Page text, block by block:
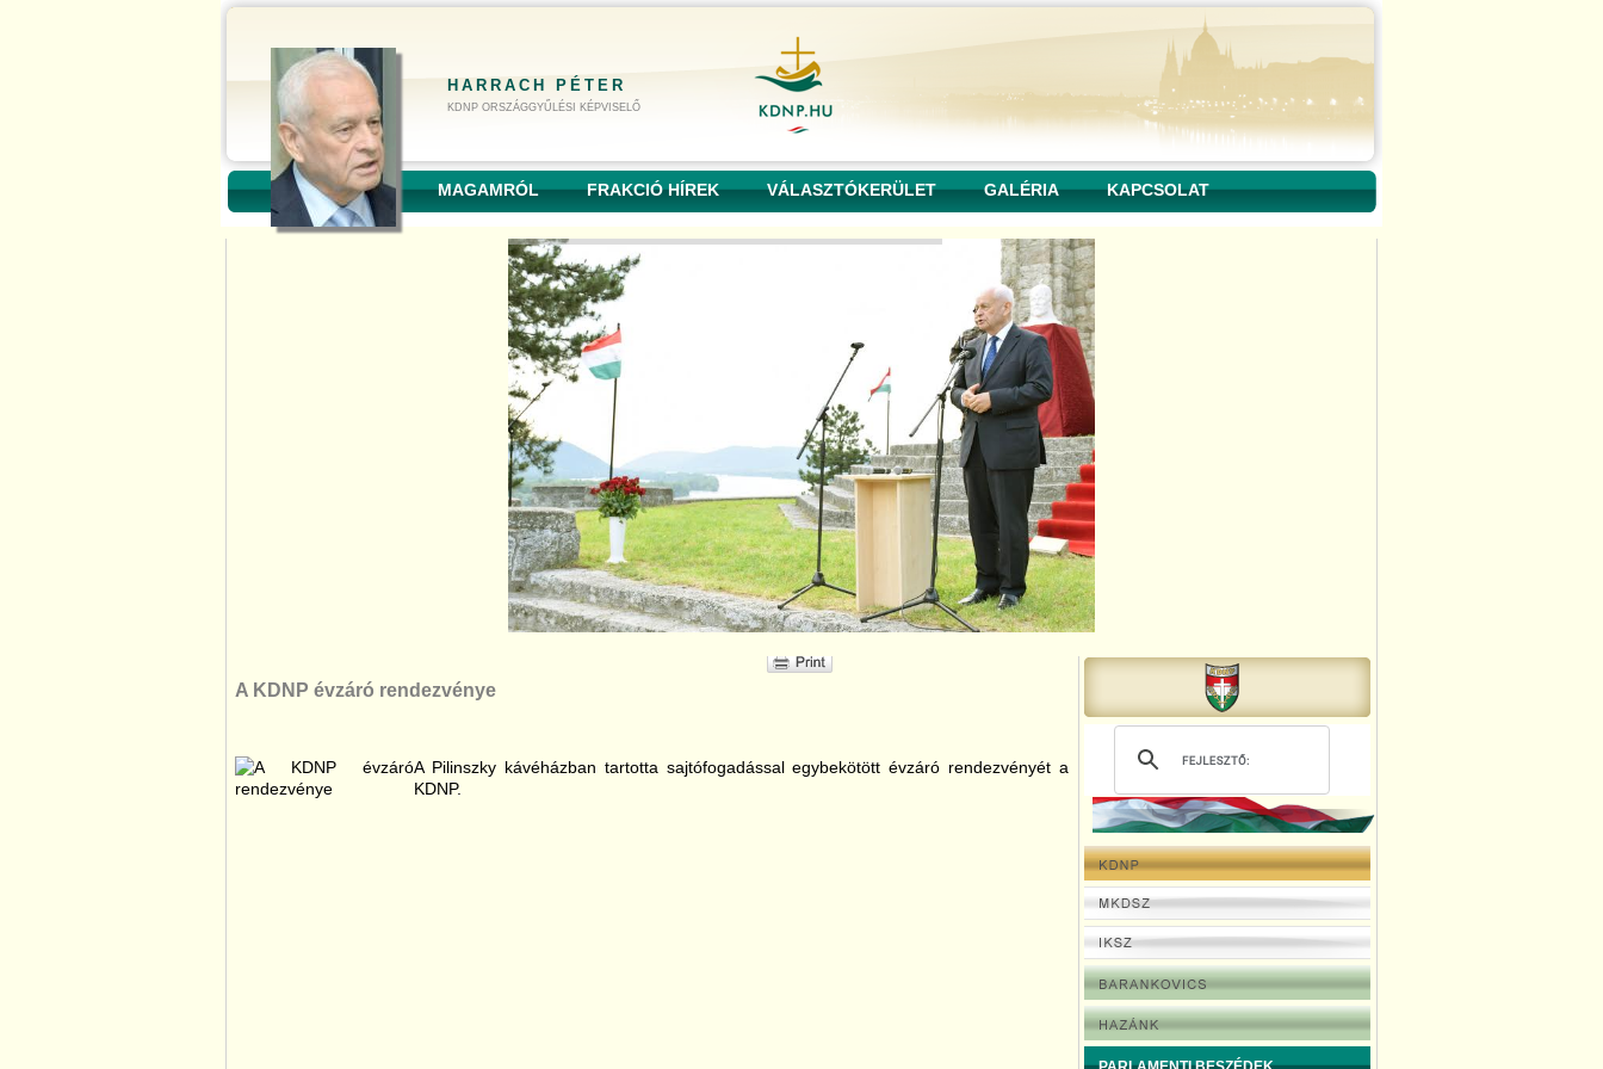
HARRACH PÉTER
KDNP ORSZÁGGYŰLÉSI KÉPVISELŐ
MAGAMRÓL FRAKCIÓ HÍREK VÁLASZTÓKERÜLET GALÉRIA KAPCSOLAT
A KDNP évzáró rendezvénye
A Pilinszky kávéházban tartotta sajtófogadással egybekötött évzáró rendezvényét a
KDNP.